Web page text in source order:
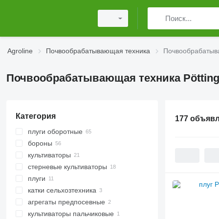
Agroline Почвообрабатывающая техника
Почвообрабатывающая техника
Категория
плуги оборотные
бороны
дисковые бороны
ротационные бороны
пружинные бороны
зубовые бороны
культиваторы
стерневые культиваторы
плуги
катки сельхозтехника
катки кольчатые
катки зубчато-кольчатые
агрегаты предпосевные
культиваторы пальчиковые
177